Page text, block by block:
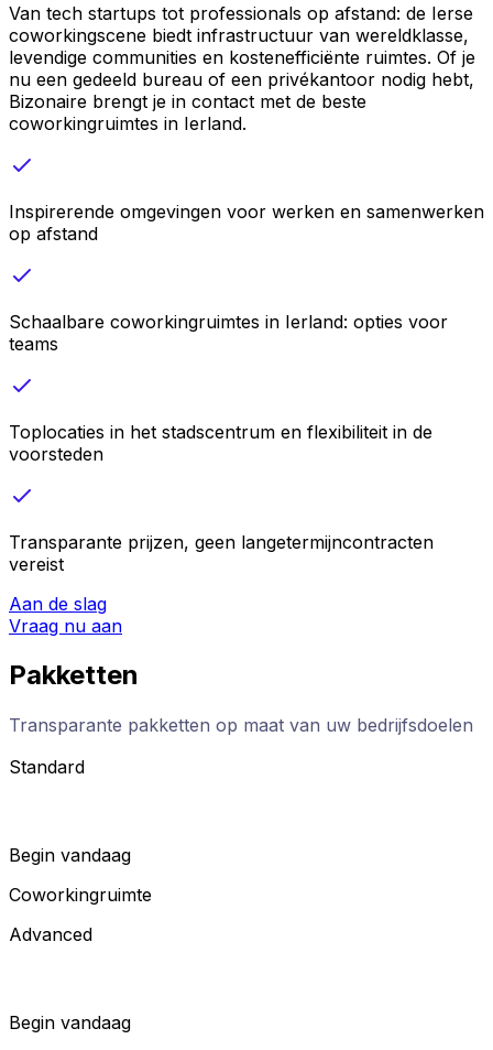
Van tech startups tot professionals op afstand: de Ierse
coworkingscene biedt infrastructuur van wereldklasse,
levendige communities en kostenefficiënte ruimtes. Of je
nu een gedeeld bureau of een privékantoor nodig hebt,
Bizonaire brengt je in contact met de beste
coworkingruimtes in Ierland.
Inspirerende omgevingen voor werken en samenwerken
op afstand
Schaalbare coworkingruimtes in Ierland: opties voor
teams
Toplocaties in het stadscentrum en flexibiliteit in de
voorsteden
Transparante prijzen, geen langetermijncontracten
vereist
Aan de slag
Vraag nu aan
Pakketten
Transparante pakketten op maat van uw bedrijfsdoelen
Standard
Begin vandaag
Coworkingruimte
Advanced
Begin vandaag